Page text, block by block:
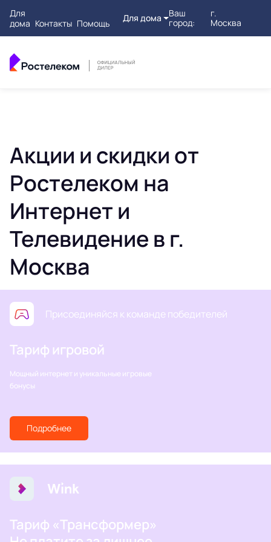
Для
дома Контакты Помощь Для дома
Ваш
город:
г.
Москва
Акции и скидки от
Ростелеком на
Интернет и
Телевидение в г.
Москва
Присоединяйся к команде победителей
Тариф игровой
Мощный интернет и уникальные игровые
бонусы
Подробнее
Тариф «Трансформер»